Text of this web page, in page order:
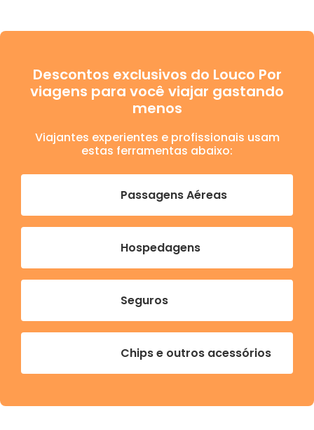
Descontos exclusivos do Louco Por
viagens para você viajar gastando
menos
Viajantes experientes e profissionais usam
estas ferramentas abaixo:
Passagens Aéreas
Hospedagens
Seguros
Chips e outros acessórios